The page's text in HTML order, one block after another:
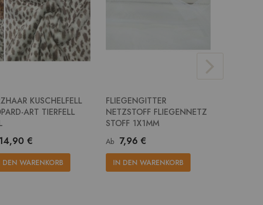
KUSCHELFELL
ART TIERFELL
14,90 €
DEN WARENKORB
FLIEGENGITTER
NETZSTOFF FLIEGENNETZ
STOFF 1X1MM
Ab 7,96 €
IN DEN WARENKORB